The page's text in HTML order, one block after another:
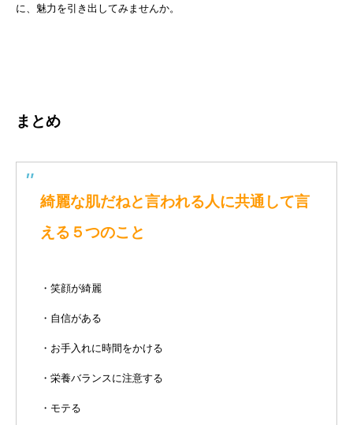
に、魅力を引き出してみませんか。
まとめ
綺麗な肌だねと言われる人に共通して言
える５つのこと
・笑顔が綺麗
・自信がある
・お手入れに時間をかける
・栄養バランスに注意する
・モテる